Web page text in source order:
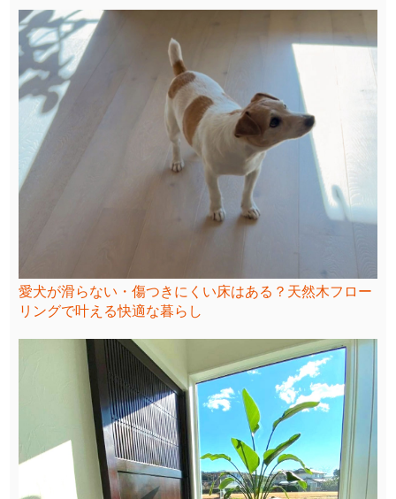
愛犬が滑らない・傷つきにくい床はある？天然木フロー
リングで叶える快適な暮らし